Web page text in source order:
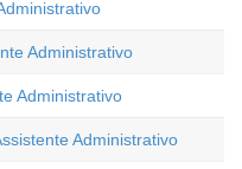
Administrativo
Administrativo
Administrativo